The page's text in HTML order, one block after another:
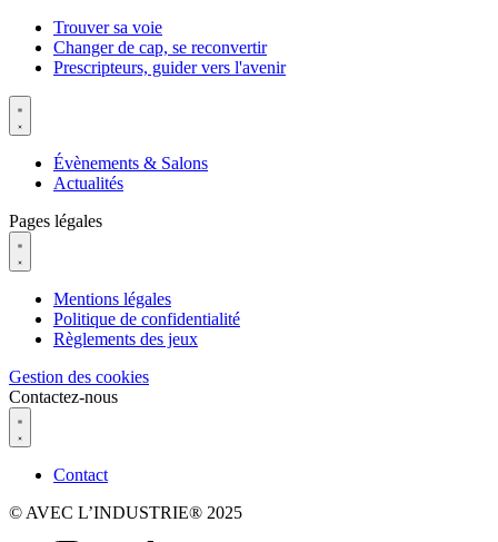
Trouver sa voie
Changer de cap, se reconvertir
Prescripteurs, guider vers l'avenir
Évènements & Salons
Actualités
Pages légales
Mentions légales
Politique de confidentialité
Règlements des jeux
Gestion des cookies
Contactez-nous
Contact
© AVEC L’INDUSTRIE® 2025